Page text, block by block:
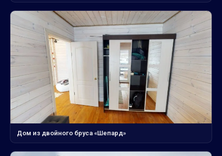
Дом из двойного бруса «Шепард»